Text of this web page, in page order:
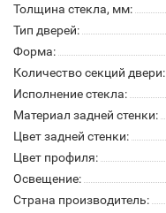
Толщина стекла, мм:
Тип дверей:
Форма:
Количество секций двери:
Исполнение стекла:
Материал задней стенки:
Цвет задней стенки:
Цвет профиля:
Освещение:
Страна производитель: